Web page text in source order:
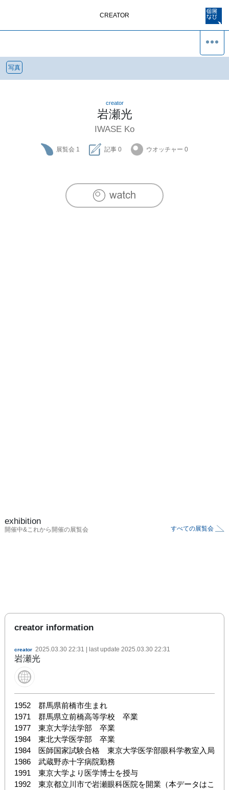
CREATOR
写真
creator
岩瀬光
IWASE Ko
展覧会 1 記事 0 ウオッチャー 0
exhibition
開催中&これから開催の展覧会 すべての展覧会
creator information
creator 2025.03.30 22:31 | last update 2025.03.30 22:31
岩瀬光
1952　群馬県前橋市生まれ
1971　群馬県立前橋高等学校　卒業
1977　東京大学法学部　卒業
1984　東北大学医学部　卒業
1984　医師国家試験合格　東京大学医学部眼科学教室入局
1986　武蔵野赤十字病院勤務
1991　東京大学より医学博士を授与
1992　東京都立川市で岩瀬眼科医院を開業（本データはこ